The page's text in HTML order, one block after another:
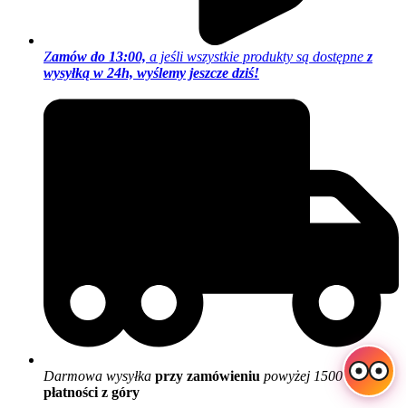
Zamów do 13:00, a jeśli wszystkie produkty są dostępne z
wysyłką w 24h, wyślemy jeszcze dziś!
Darmowa wysyłka przy zamówieniu powyżej 1500 złi
płatności z góry